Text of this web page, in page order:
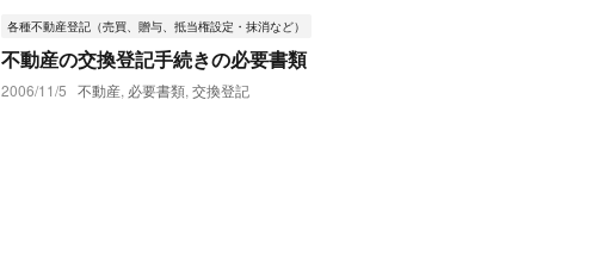
各種不動産登記（売買、贈与、抵当権設定・抹消など）
不動産の交換登記手続きの必要書類
2006/11/5 不動産, 必要書類, 交換登記